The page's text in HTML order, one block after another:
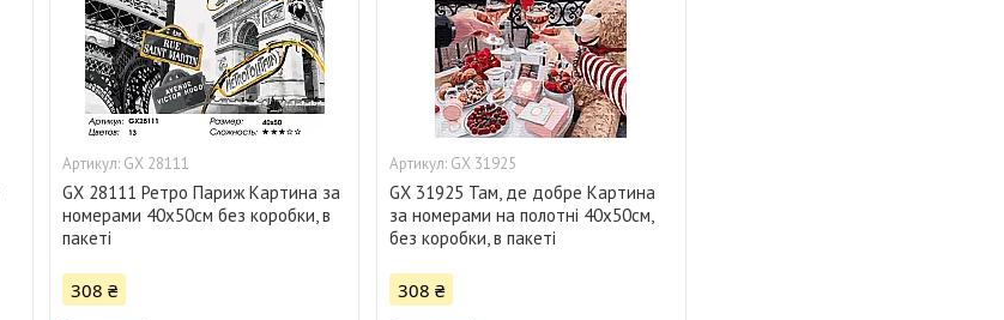
GX 28111
GX 28111 Ретро Париж Картина за
номерами 40х50см без коробки, в
пакеті
308 ₴
GХ 31925
GХ 31925 Там, де добре Картина
за номерами на полотні 40х50см,
без коробки, в пакеті
308 ₴